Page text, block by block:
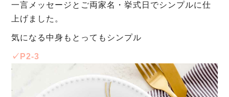
一言メッセージとご両家名・挙式日でシンプルに仕
上げました。
気になる中身もとってもシンプル
✓P2-3